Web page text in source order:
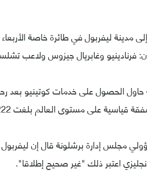
مدينة ليفربول في طائرة خاصة
فرنادينيو وغابريال جيزوس ولاعب
حاول الحصول على خدمات كوتينيو بعد
على مستوى العالم بلغت 222 مليون يورو.
اعتبر ذلك "غير صحيح إطلاقا".